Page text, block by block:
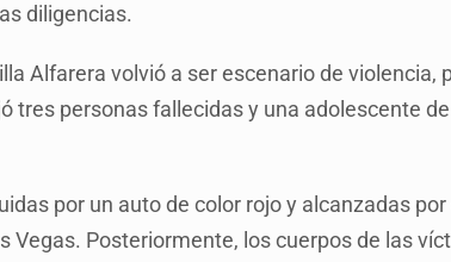
diligencias.
Alfarera volvió a ser escenario de violencia,
tres personas fallecidas y una adolescente
por un auto de color rojo y alcanzadas
Vegas. Posteriormente, los cuerpos de las